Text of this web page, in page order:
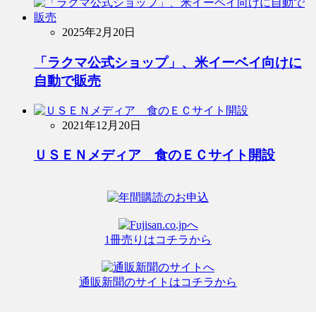
2025年2月20日
「ラクマ公式ショップ」、米イーベイ向けに
自動で販売
2021年12月20日
ＵＳＥＮメディア 食のＥＣサイト開設
1冊売りはコチラから
通販新聞のサイトはコチラから